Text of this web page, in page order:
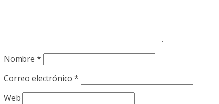
Nombre *
Correo electrónico *
Web